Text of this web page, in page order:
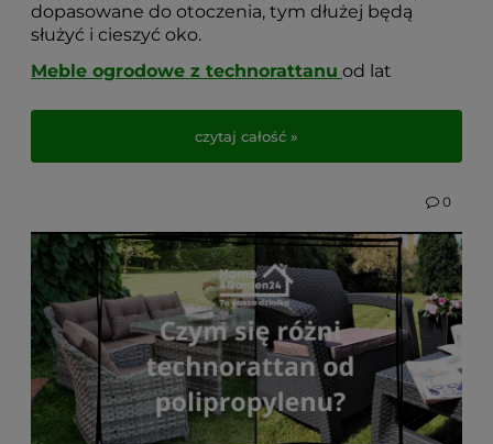
dopasowane do otoczenia, tym dłużej będą
służyć i cieszyć oko.
Meble ogrodowe z technorattanu od lat
aranżacji przestrzeni tarasowych. Co sprawia, że
są tak popularne? Dlaczego warto się na nie
zdecydować, i jak zadbać o nie, by zachowały
kilka praktycznych wskazówek, które pozwolą
maksymalnie wydłużyć ich trwałość.
czytaj całość »
0